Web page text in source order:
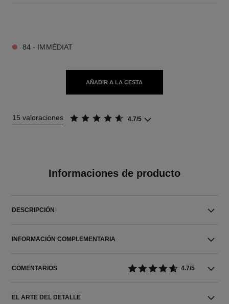
84 - IMMÉDIAT
AÑADIR A LA CESTA
15 valoraciones 4.7/5
Informaciones de producto
DESCRIPCIÓN
INFORMACIÓN COMPLEMENTARIA
COMENTARIOS 4.7/5
EL ARTE DEL DETALLE